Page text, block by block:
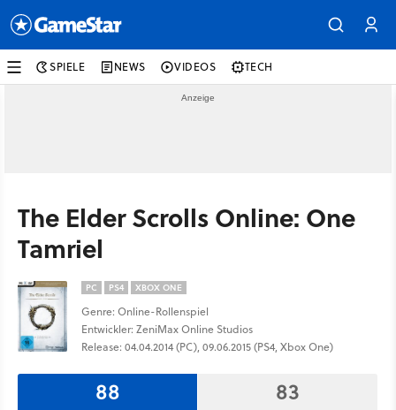
SPIELE NEWS VIDEOS TECH
The Elder Scrolls Online: One
Tamriel
PC PS4 XBOX ONE
Genre: Online-Rollenspiel
Entwickler: ZeniMax Online Studios
Release: 04.04.2014 (PC), 09.06.2015 (PS4, Xbox One)
88 83